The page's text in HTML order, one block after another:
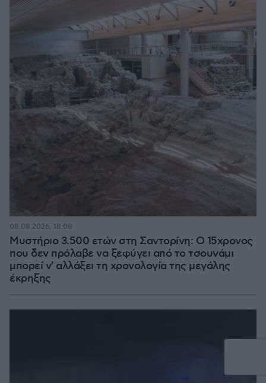
Μυστήριο 3.500 ετών στη Σαντορίνη: Ο 15χρονος
που δεν πρόλαβε να ξεφύγει από το τσουνάμι
μπορεί ν' αλλάξει τη χρονολογία της μεγάλης
έκρηξης
08.08.2026, 18:08